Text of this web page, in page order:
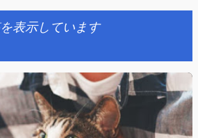
表示しています